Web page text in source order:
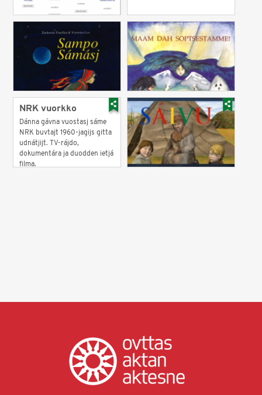
NRK vuorkko
Dánna gávna vuostasj sáme
NRK buvtajt 1960-jagijs gitta
udnátjijt. TV-rájdo,
dokumentára ja duodden ietjá
filma.